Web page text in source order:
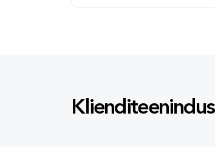
Klienditeenindus